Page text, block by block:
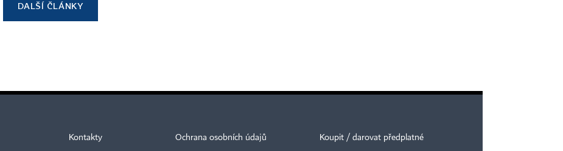
DALŠÍ ČLÁNKY
Kontakty Ochrana osobních údajů Koupit / darovat předplatné